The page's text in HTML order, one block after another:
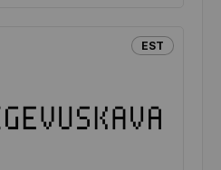
EST